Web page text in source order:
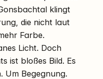
klingt
die nicht laut
Farbe.
Licht. Doch
ist bloßes Bild. Es
Um Begegnung.